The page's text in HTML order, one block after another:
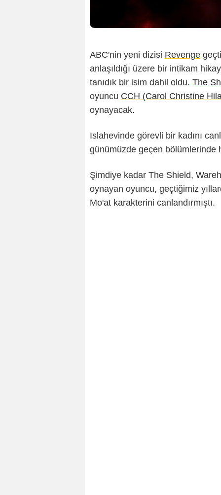
ABC'nin yeni dizisi Revenge
anlaşıldığı üzere bir intikam
tanıdık bir isim dahil oldu. The
oyuncu CCH (Carol Christine
oynayacak.
Islahevinde görevli bir kadını
günümüzde geçen bölümlerinde
Şimdiye kadar The Shield,
oynayan oyuncu, geçtiğimiz
Mo'at karakterini canlandırmıştı.